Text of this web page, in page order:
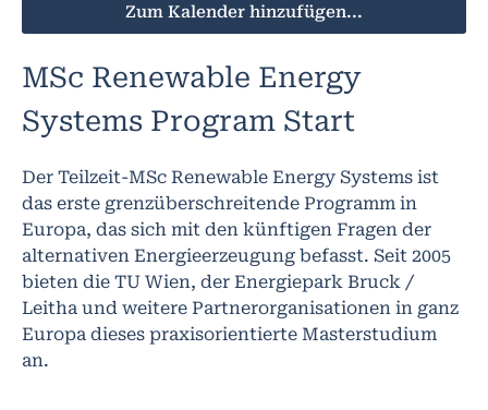
Zum Kalender hinzufügen...
MSc Renewable Energy
Systems Program Start
Der Teilzeit-MSc Renewable Energy Systems ist
das erste grenzüberschreitende Programm in
Europa, das sich mit den künftigen Fragen der
alternativen Energieerzeugung befasst. Seit 2005
bieten die TU Wien, der Energiepark Bruck /
Leitha und weitere Partnerorganisationen in ganz
Europa dieses praxisorientierte Masterstudium
an.